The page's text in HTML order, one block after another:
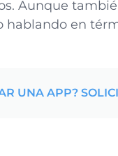
Aunque
hablando en
UNA APP?